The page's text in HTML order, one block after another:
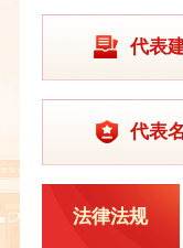
代表
代表
法律法规